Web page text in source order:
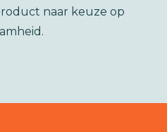
naar keuze op